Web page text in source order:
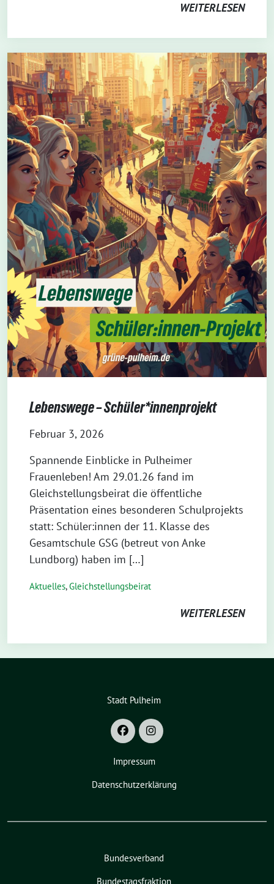
WEITERLESEN
Lebenswege – Schüler*innenprojekt
Februar 3, 2026
Spannende Einblicke in Pulheimer
Frauenleben! Am 29.01.26 fand im
Gleichstellungsbeirat die öffentliche
Präsentation eines besonderen Schulprojekts
statt: Schüler:innen der 11. Klasse des
Gesamtschule GSG (betreut von Anke
Lundborg) haben im […]
Aktuelles,Gleichstellungsbeirat
WEITERLESEN
Stadt Pulheim
Impressum
Datenschutzerklärung
Bundesverband
Bundestagsfraktion